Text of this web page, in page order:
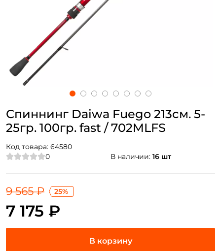
Спиннинг Daiwa Fuego 213см. 5-
25гр. 100гр. fast / 702MLFS
Код товара: 64580
0
В наличии: 16 шт
7 175 ₽
9 565 ₽ 25%